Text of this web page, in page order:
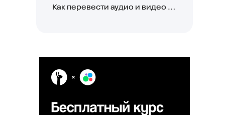
Как перевести аудио и видео в текст: обзор 24 нейросетей, программ и сервисов для транскрибации